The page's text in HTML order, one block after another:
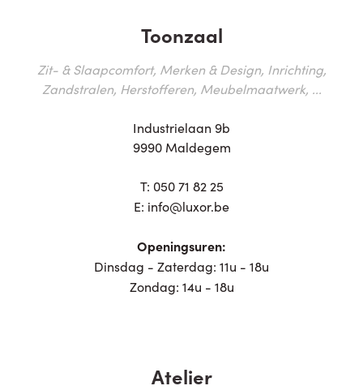
Toonzaal
Zit- & Slaapcomfort, Merken & Design, Inrichting,
Zandstralen, Herstofferen, Meubelmaatwerk, ...
Industrielaan 9b
9990 Maldegem
T: 050 71 82 25
E: info@luxor.be
Openingsuren:
Dinsdag - Zaterdag: 11u - 18u
Zondag: 14u - 18u
Atelier